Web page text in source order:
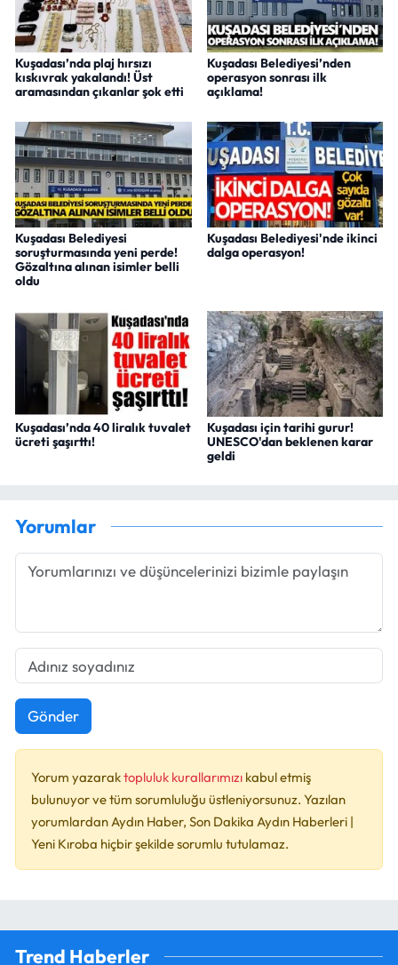
Kuşadası’nda plaj hırsızı
kıskıvrak yakalandı! Üst
aramasından çıkanlar şok etti
Kuşadası Belediyesi’nden
operasyon sonrası ilk
açıklama!
Kuşadası Belediyesi
soruşturmasında yeni perde!
Gözaltına alınan isimler belli
oldu
Kuşadası Belediyesi'nde ikinci
dalga operasyon!
Kuşadası’nda 40 liralık tuvalet
ücreti şaşırttı!
Kuşadası için tarihi gurur!
UNESCO'dan beklenen karar
geldi
Yorumlar
Gönder
Yorum yazaraktopluluk kurallarımızı kabul etmiş
bulunuyor ve tüm sorumluluğu üstleniyorsunuz. Yazılan
yorumlardan Aydın Haber, Son Dakika Aydın Haberleri |
Yeni Kıroba hiçbir şekilde sorumlu tutulamaz.
Trend Haberler